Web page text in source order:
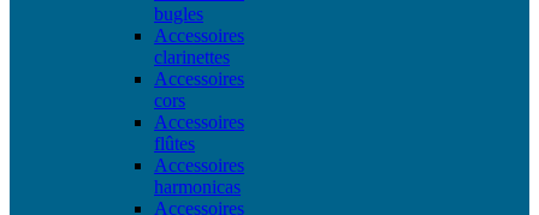
bugles
Accessoires
clarinettes
Accessoires
cors
Accessoires
flûtes
Accessoires
harmonicas
Accessoires